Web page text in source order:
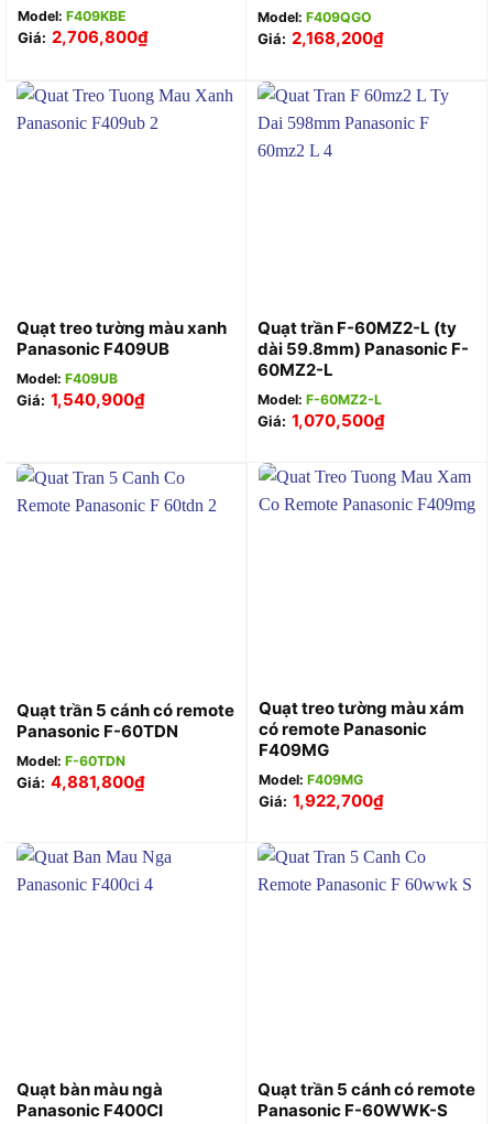
Model: F409KBE
Giá: 2,706,800₫
Model: F409QGO
Giá: 2,168,200₫
Quạt treo tường màu xanh
Panasonic F409UB
Model: F409UB
Giá: 1,540,900₫
Quạt trần F-60MZ2-L (ty
dài 59.8mm) Panasonic F-
60MZ2-L
Model: F-60MZ2-L
Giá: 1,070,500₫
Quạt trần 5 cánh có remote
Panasonic F-60TDN
Model: F-60TDN
Giá: 4,881,800₫
Quạt treo tường màu xám
có remote Panasonic
F409MG
Model: F409MG
Giá: 1,922,700₫
Quạt bàn màu ngà
Panasonic F400CI
Quạt trần 5 cánh có remote
Panasonic F-60WWK-S